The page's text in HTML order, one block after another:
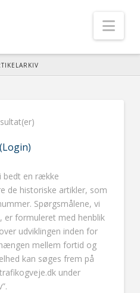
bedt en række
de historiske artikler, som
Spørgsmålene, vi
er formuleret med henblik
udviklingen inden for
mellem fortid og
kan søges frem på
under